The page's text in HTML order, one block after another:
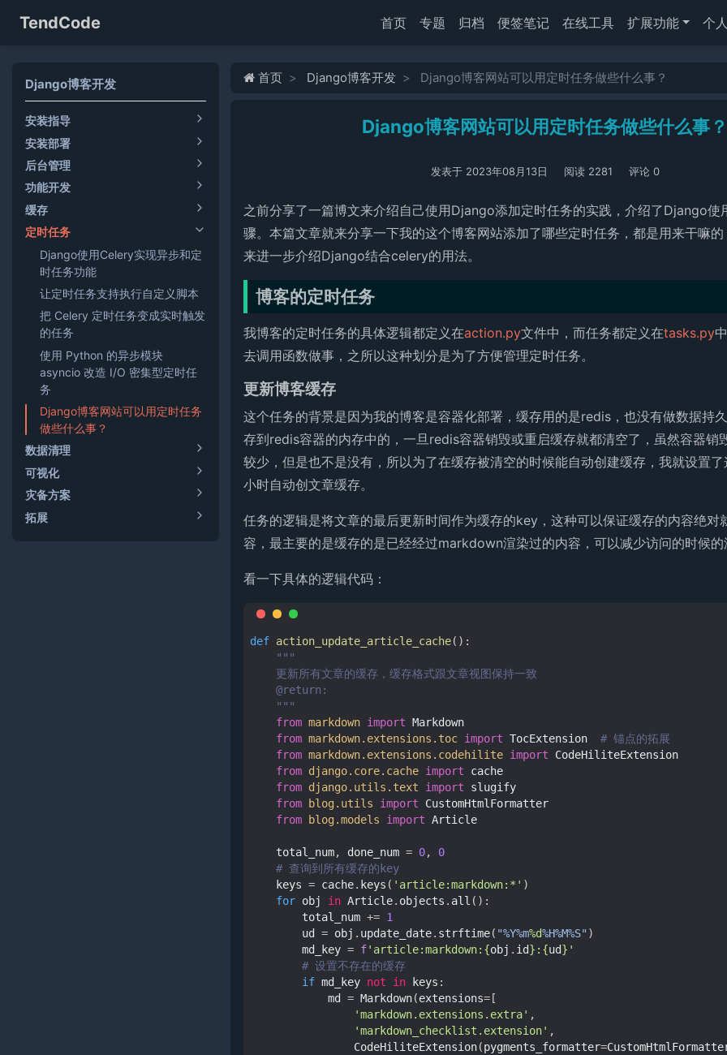
TendCode 首页(current)
专题 归档 便签笔记 在线工具 扩展功能 个
Django博客开发
安装指导
安装部署
后台管理
功能开发
缓存
定时任务
Django使用Celery实现异步和定
时任务功能
让定时任务支持执行自定义脚本
把 Celery 定时任务变成实时触发
的任务
使用 Python 的异步模块
asyncio 改造 I/O 密集型定时任
务
Django博客网站可以用定时任务
做些什么事？
数据清理
可视化
灾备方案
拓展
首页 Django博客开发 Django博客网站可以用定时任务做些什么事？
Django博客网站可以用定时任务做些什么事
发表于 2023年08月13日 阅读 2281 评论 0
之前分享了一篇博文来介绍自己使用Django添加定时任务的实践，介绍了Django使
骤。本篇文章就来分享一下我的这个博客网站添加了哪些定时任务，都是用来干嘛
来进一步介绍Django结合celery的用法。
博客的定时任务
我博客的定时任务的具体逻辑都定义在action.py文件中，而任务都定义在tasks.py
去调用函数做事，之所以这种划分是为了方便管理定时任务。
更新博客缓存
这个任务的背景是因为我的博客是容器化部署，缓存用的是redis，也没有做数据持
存到redis容器的内存中的，一旦redis容器销毁或重启缓存就都清空了，虽然容器销
较少，但是也不是没有，所以为了在缓存被清空的时候能自动创建缓存，我就设置
小时自动创文章缓存。
任务的逻辑是将文章的最后更新时间作为缓存的key，这种可以保证缓存的内容绝对
容，最主要的是缓存的是已经经过markdown渲染过的内容，可以减少访问的时候
看一下具体的逻辑代码：
def action_update_article_cache():
"""
    更新所有文章的缓存，缓存格式跟文章视图保持一致
    @return:
    """
from markdown import Markdown
from markdown.extensions.toc import TocExtension
# 锚点的拓展
from markdown.extensions.codehilite import
CodeHiliteExtension
from django.core.cache import
cache
from django.utils.text import
slugify
from blog.utils import
CustomHtmlFormatter
from blog.models import Article
total_num, done_num = 0,
0
# 查询到所有缓存的key
keys = cache. keys ( 'article:markdown:*' )
for obj in Article. objects . all ():
total_num += 1
ud = obj . update_date. strftime( "%Y%m%d%H%M%S")
md_key = f'article:markdown: {obj . id} : {ud} '
# 设置不存在的缓存
if md_key not in keys :
md = Markdown(extensions=[
'markdown.extensions.extra' ,
'markdown_checklist.extension' ,
CodeHiliteExtension(pygments_formatter=